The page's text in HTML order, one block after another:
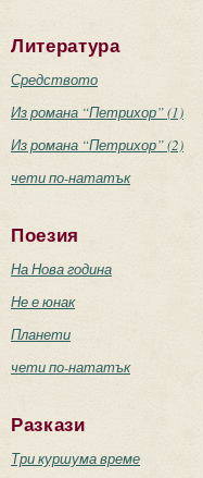
Литература
Средството
Из романа “Петрихор” (1)
Из романа “Петрихор” (2)
чети по-нататък
Поезия
На Нова година
Не е юнак
Планети
чети по-нататък
Разкази
Три куршума време